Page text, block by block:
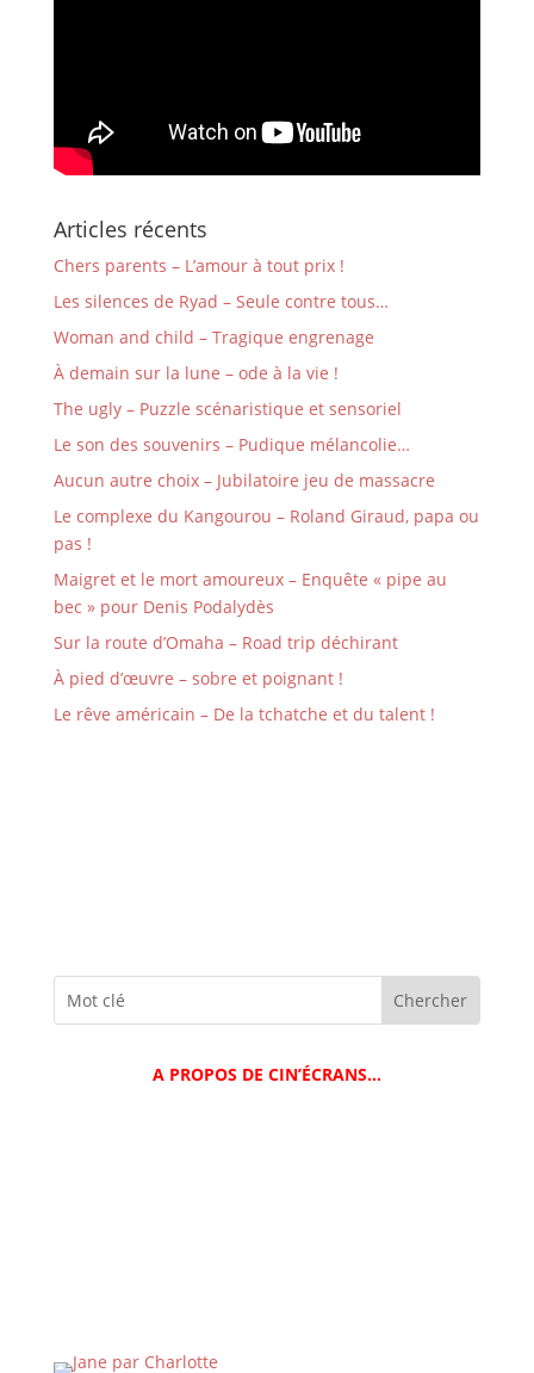
Articles récents
Chers parents – L’amour à tout prix !
Les silences de Ryad – Seule contre tous…
Woman and child – Tragique engrenage
À demain sur la lune – ode à la vie !
The ugly – Puzzle scénaristique et sensoriel
Le son des souvenirs – Pudique mélancolie…
Aucun autre choix – Jubilatoire jeu de massacre
Le complexe du Kangourou – Roland Giraud, papa ou
pas !
Maigret et le mort amoureux – Enquête « pipe au
bec » pour Denis Podalydès
Sur la route d’Omaha – Road trip déchirant
À pied d’œuvre – sobre et poignant !
Le rêve américain – De la tchatche et du talent !
A PROPOS DE CIN’ÉCRANS…